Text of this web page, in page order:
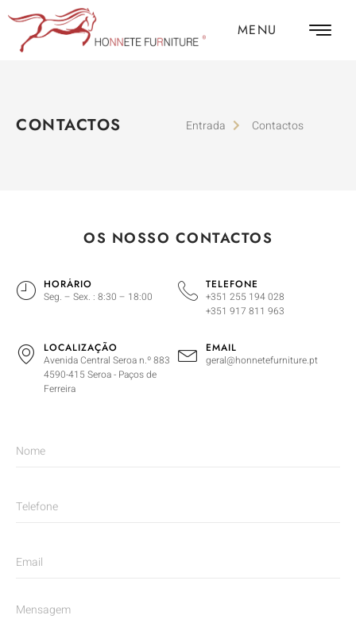
MENU
CONTACTOS Entrada Contactos
OS NOSSO CONTACTOS
HORÁRIO
Seg. – Sex. : 8:30 – 18:00
TELEFONE
+351 255 194 028
+351 917 811 963
LOCALIZAÇÃO
Avenida Central Seroa n.º 883
4590-415 Seroa - Paços de
Ferreira
EMAIL
geral@honnetefurniture.pt